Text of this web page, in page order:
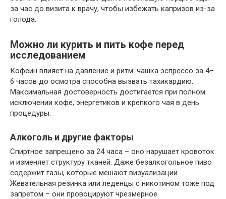
за час до визита к врачу, чтобы избежать капризов из-за
голода.
Можно ли курить и пить кофе перед
исследованием
Кофеин влияет на давление и ритм: чашка эспрессо за 4–
6 часов до осмотра способна вызвать тахикардию.
Максимальная достоверность достигается при полном
исключении кофе, энергетиков и крепкого чая в день
процедуры.
Алкоголь и другие факторы
Спиртное запрещено за 24 часа – оно нарушает кровоток
и изменяет структуру тканей. Даже безалкогольное пиво
содержит газы, которые мешают визуализации.
Жевательная резинка или леденцы с никотином тоже под
запретом – они провоцируют чрезмерное